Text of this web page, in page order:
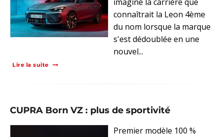
imaginé la carrière que
connaîtrait la Leon 4ème
du nom lorsque la marque
s'est dédoublée en une
nouvel...
Lire la suite
CUPRA Born VZ : plus de sportivité
Premier modèle 100 %